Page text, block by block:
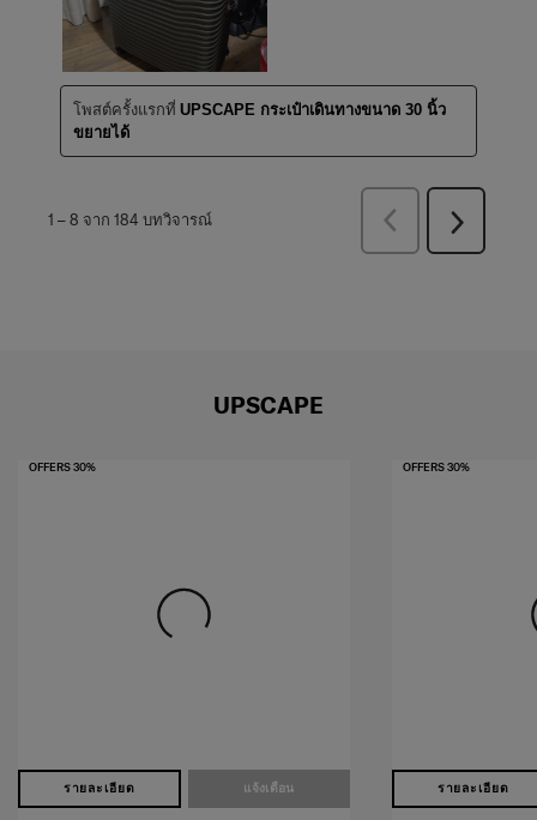
โพสต์ครั้งแรกที่ UPSCAPE กระเป๋าเดินทางขนาด 30 นิ้ว
ขยายได้
1 –8 จาก 184 บทวิจารณ์
ก่อน
ถัด
UPSCAPE
รายละเอียด แจ้งเตือน
OFFERS 30%
รายละเอียด
OFFERS 30%